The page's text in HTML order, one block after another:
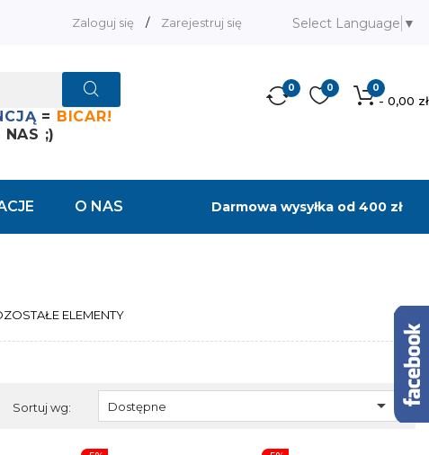
Zaloguj się / Zarejestruj się Select Language ▼
= BICAR!
;)
0
- 0,00 zł
0
0
O NAS Darmowa wysyłka od 400 zł
ELEMENTY
Sortuj wg: Dostępne 